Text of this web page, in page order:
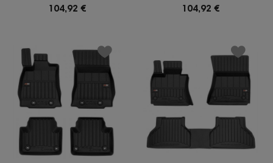
104,92 € 104,92 €